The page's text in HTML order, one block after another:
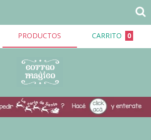
PRODUCTOS CARRITO 0